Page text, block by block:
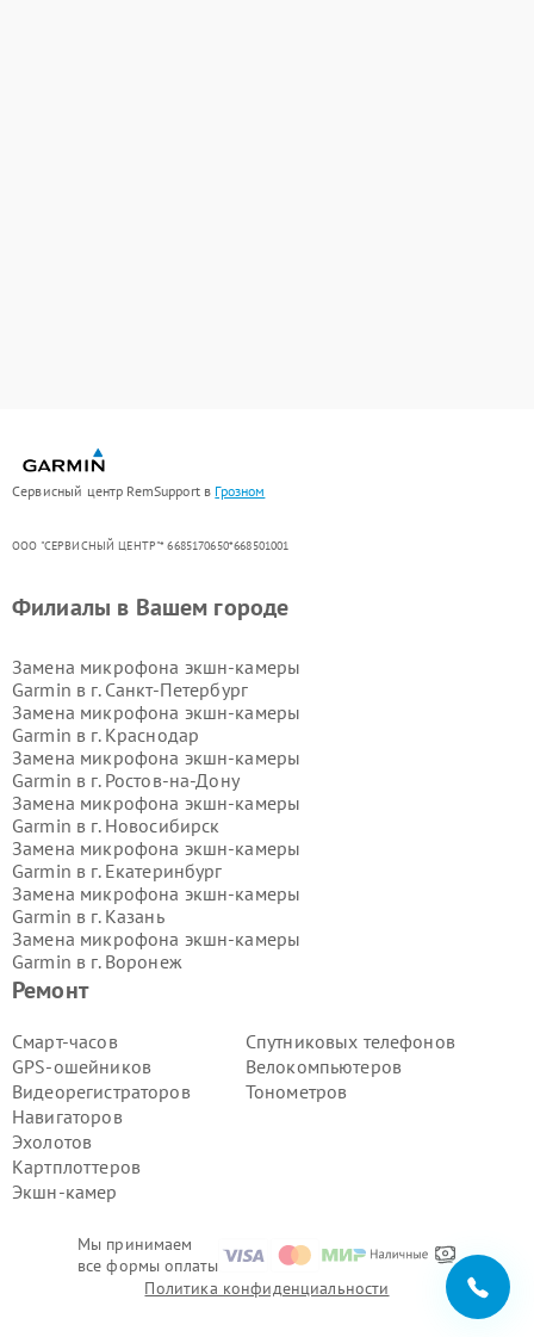
Сервисный центр RemSupport в Грозном
ООО "СЕРВИСНЫЙ ЦЕНТР"* 6685170650*668501001
Мы принимаем
все формы оплаты
Ремонт
Смарт-часов
GPS-ошейников
Видеорегистраторов
Навигаторов
Эхолотов
Картплоттеров
Экшн-камер
Спутниковых телефонов
Велокомпьютеров
Тонометров
Филиалы в Вашем городе
Замена микрофона экшн-камеры
Garmin в г. Санкт-Петербург
Замена микрофона экшн-камеры
Garmin в г. Краснодар
Замена микрофона экшн-камеры
Garmin в г. Ростов-на-Дону
Замена микрофона экшн-камеры
Garmin в г. Новосибирск
Замена микрофона экшн-камеры
Garmin в г. Екатеринбург
Замена микрофона экшн-камеры
Garmin в г. Казань
Замена микрофона экшн-камеры
Garmin в г. Воронеж
Замена микрофона экшн-камеры
Garmin в г.
Garmin в г.Самара
Замена микрофона экшн-камеры
Garmin в г.Пермь
Замена микрофона экшн-камеры
Garmin в г.
Замена микрофона экшн-камеры
Garmin в г.Ижевск
Замена микрофона экшн-камеры
Garmin в г.
Замена микрофона экшн-камеры
Garmin в г. Тюмень
Замена микрофона экшн-камеры
Политика конфиденциальности